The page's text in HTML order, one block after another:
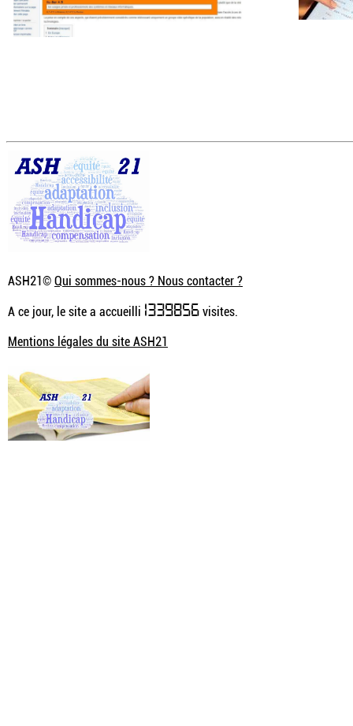
ASH21©Qui sommes-nous ? Nous contacter ?
A ce jour, le site a accueilli 1339856visites.
Mentions légales du site ASH21